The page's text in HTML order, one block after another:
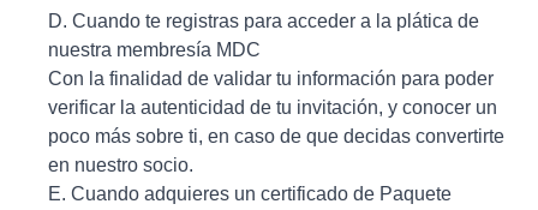
D. Cuando te registras para acceder a la plática de
nuestra membresía MDC
Con la finalidad de validar tu información para poder
verificar la autenticidad de tu invitación, y conocer un
poco más sobre ti, en caso de que decidas convertirte
en nuestro socio.
E. Cuando adquieres un certificado de Paquete